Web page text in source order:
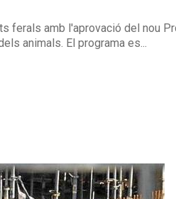
amb l'aprovació del nou
animals. El programa es...